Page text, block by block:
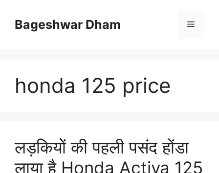
contentBageshwar Dham Menu
honda 125 price
लड़कियों की पहली पसंद होंडा
लाया है Honda Activa 125